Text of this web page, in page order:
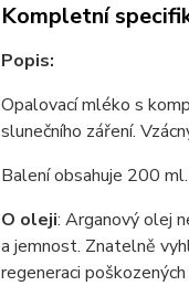
Kompletní
Popis:
Opalovací mléko s
slunečního záření.
Balení obsahuje 200 ml.
O oleji: Arganový olej
a jemnost. Znatelně
regeneraci